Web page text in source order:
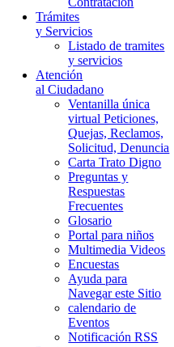
Trámites
y Servicios
Listado de tramites
y servicios
Atención
al Ciudadano
Ventanilla única
virtual Peticiones,
Quejas, Reclamos,
Solicitud, Denuncia
Carta Trato Digno
Preguntas y
Respuestas
Frecuentes
Glosario
Portal para niños
Multimedia Videos
Encuestas
Ayuda para
Navegar este Sitio
calendario de
Eventos
Notificación RSS